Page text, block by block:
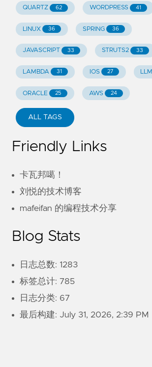
QUARTZ 62 WORDPRESS 41
LINUX 36 SPRING 36
JAVASCRIPT 33 STRUTS2 33
LAMBDA 31 IOS 27 LLM
ORACLE 25 AWS 24
ALL TAGS
Friendly Links
卡瓦邦噶！
刘悦的技术博客
mafeifan 的编程技术分享
Blog Stats
日志总数: 1283
标签总计: 785
日志分类: 67
最后构建: July 31, 2026, 2:39 PM